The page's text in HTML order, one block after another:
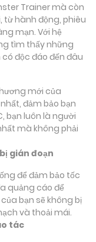
Trainer mà còn
từ hành động, phiêu
mạn. Với hệ
tìm thấy những
độc đáo đến đâu
mới của
đảm bảo bạn
bạn luôn là người
mà không phải
gián đoạn
để đảm bảo tốc
quảng cáo để
bạn sẽ không bị
và thoải mái.
tác